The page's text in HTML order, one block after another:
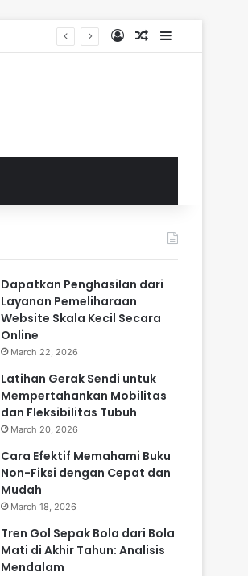
Log InRandom Article
Sidebar
Dapatkan Penghasilan dari
Layanan Pemeliharaan
Website Skala Kecil Secara
Online
March 22, 2026
Latihan Gerak Sendi untuk
Mempertahankan Mobilitas
dan Fleksibilitas Tubuh
March 20, 2026
Cara Efektif Memahami Buku
Non-Fiksi dengan Cepat dan
Mudah
March 18, 2026
Tren Gol Sepak Bola dari Bola
Mati di Akhir Tahun: Analisis
Mendalam